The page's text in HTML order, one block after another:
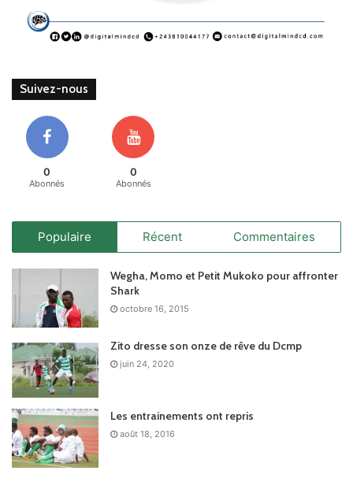
Suivez-nous
0
Abonnés
0
Abonnés
Populaire Récent Commentaires
Wegha, Momo et Petit Mukoko pour affronter
Shark
octobre 16, 2015
Zito dresse son onze de rêve du Dcmp
juin 24, 2020
Les entrainements ont repris
août 18, 2016